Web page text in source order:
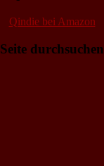
Qindie bei Amazon
Seite durchsuchen